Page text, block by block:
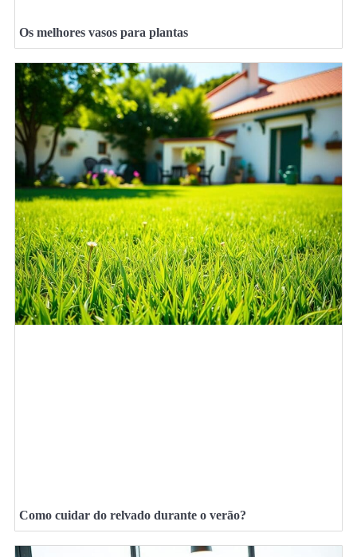
Os melhores vasos para plantas
Como cuidar do relvado durante o verão?